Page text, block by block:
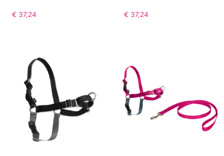
€ 37,24 € 37,24